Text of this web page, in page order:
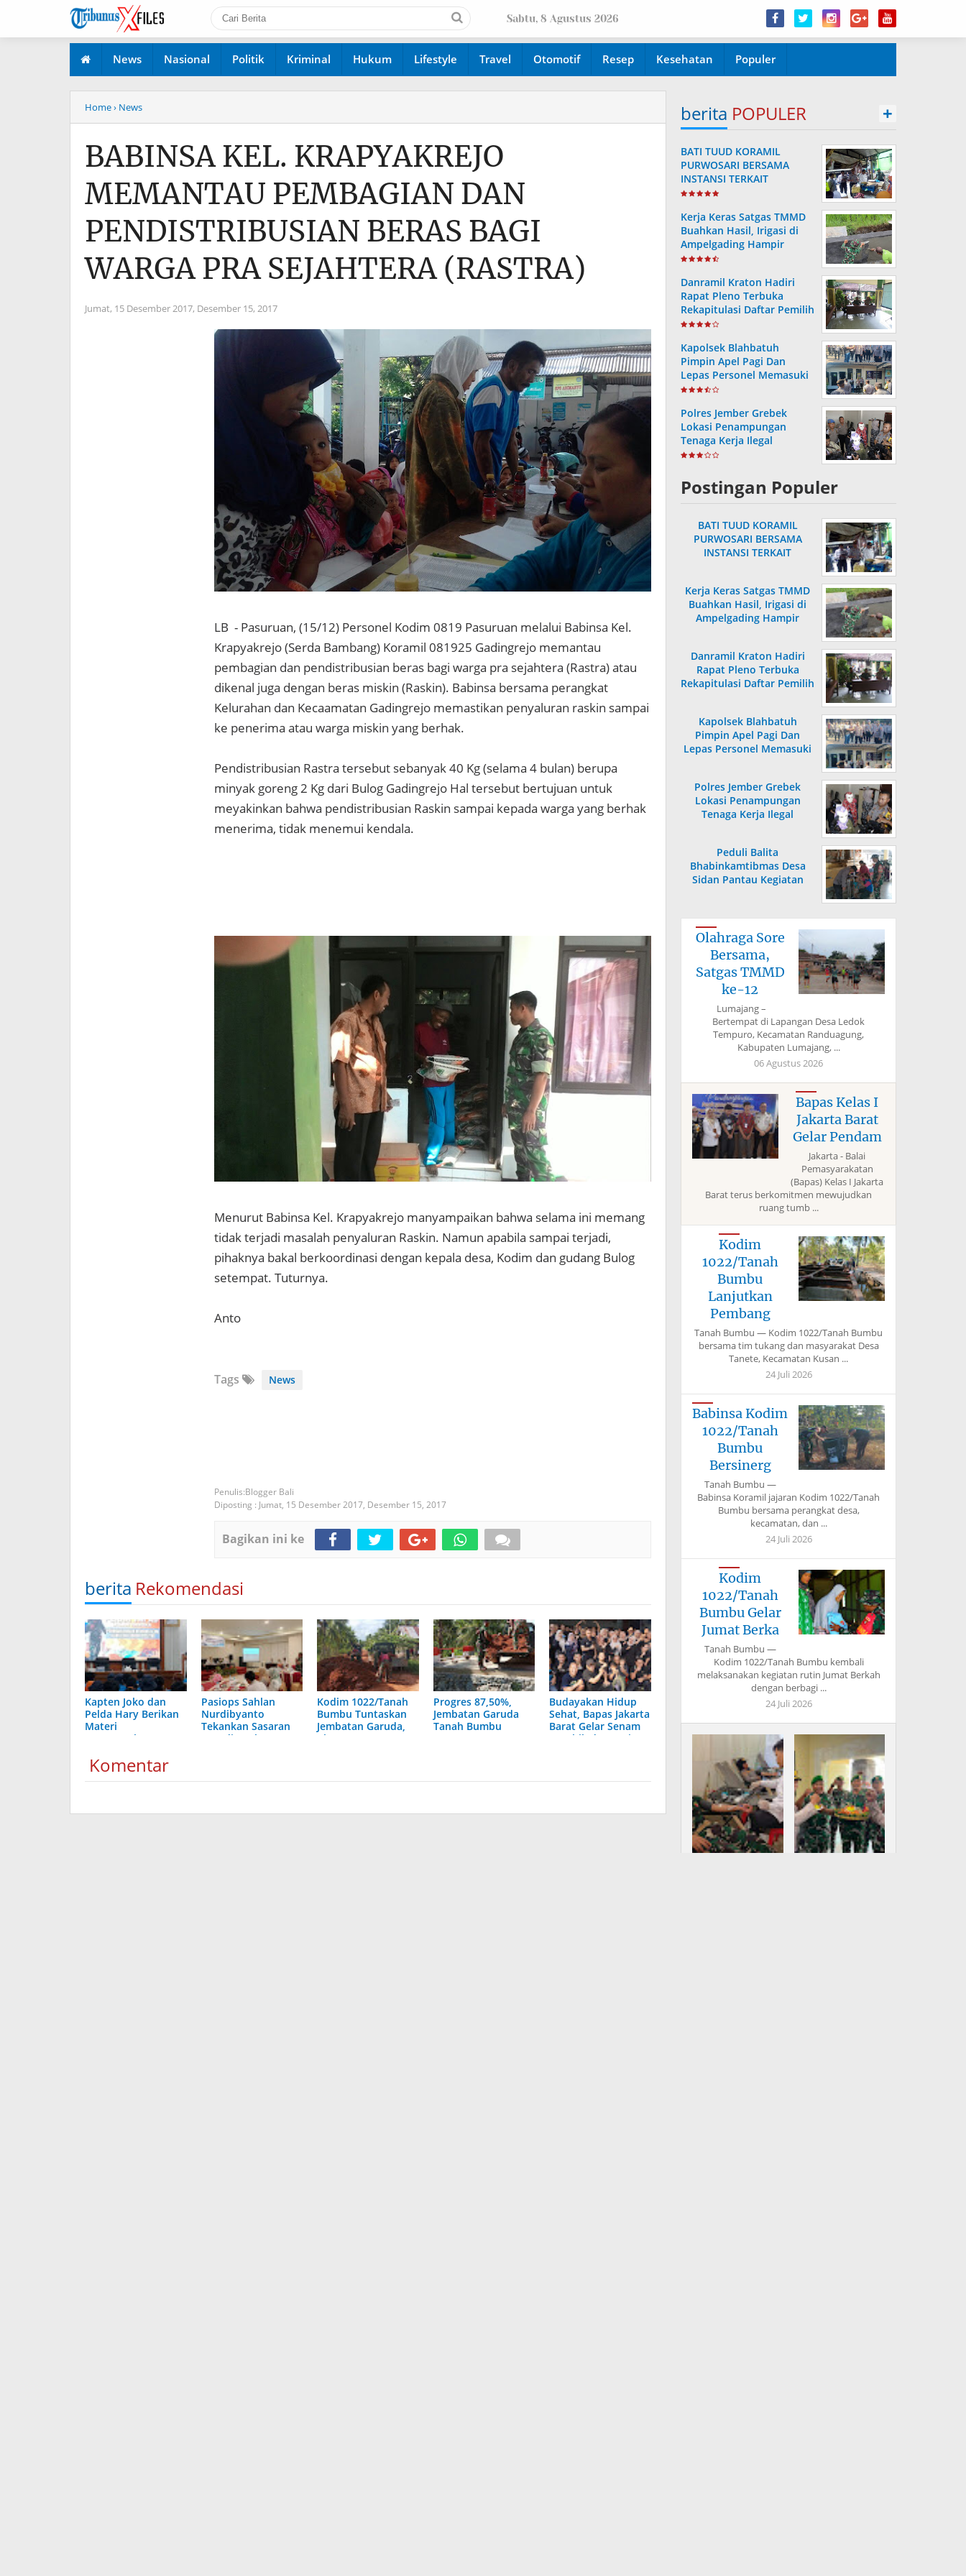
Sabtu, 8 Agustus 2026
News Nasional Politik Kriminal Hukum Lifestyle Travel Otomotif Resep Kesehatan Populer
Home› News
BABINSA KEL. KRAPYAKREJO
MEMANTAU PEMBAGIAN DAN
PENDISTRIBUSIAN BERAS BAGI
WARGA PRA SEJAHTERA (RASTRA)
Jumat, 15 Desember 2017, Desember 15, 2017
LB - Pasuruan, (15/12) Personel Kodim 0819 Pasuruan melalui Babinsa Kel.
Krapyakrejo (Serda Bambang) Koramil 081925 Gadingrejo memantau
pembagian dan pendistribusian beras bagi warga pra sejahtera (Rastra) atau
dikenal juga dengan beras miskin (Raskin). Babinsa bersama perangkat
Kelurahan dan Kecaamatan Gadingrejo memastikan penyaluran raskin sampai
ke penerima atau warga miskin yang berhak.
Pendistribusian Rastra tersebut sebanyak 40 Kg (selama 4 bulan) berupa
minyak goreng 2 Kg dari Bulog Gadingrejo Hal tersebut bertujuan untuk
meyakinkan bahwa pendistribusian Raskin sampai kepada warga yang berhak
menerima, tidak menemui kendala.
Menurut Babinsa Kel. Krapyakrejo manyampaikan bahwa selama ini memang
tidak terjadi masalah penyaluran Raskin. Namun apabila sampai terjadi,
pihaknya bakal berkoordinasi dengan kepala desa, Kodim dan gudang Bulog
setempat. Tuturnya.
Anto
Tags News
Blogger Bali
Diposting : Jumat, 15 Desember 2017, Desember 15, 2017
Bagikan ini ke
berita Rekomendasi
Kapten Joko dan
Pelda Hary Berikan
Materi
Penanggulangan
Pasiops Sahlan
Nurdibyanto
Tekankan Sasaran
PKG di Puskesmas
Kodim 1022/Tanah
Bumbu Tuntaskan
Jembatan Garuda,
Akses Warga Segera
Progres 87,50%,
Jembatan Garuda
Tanah Bumbu
Budayakan Hidup
Sehat, Bapas Jakarta
Barat Gelar Senam
Aerobik dan Kerja
Komentar
berita POPULER +
BATI TUUD KORAMIL
PURWOSARI BERSAMA
INSTANSI TERKAIT
LAKSANAKAN
SEMBAKO
Kerja Keras Satgas TMMD
Buahkan Hasil, Irigasi di
Ampelgading Hampir
Rampung
Danramil Kraton Hadiri
Rapat Pleno Terbuka
Rekapitulasi Daftar Pemilih
Hasil Pemutakhiran
Kapolsek Blahbatuh
Pimpin Apel Pagi Dan
Lepas Personel Memasuki
Masa Purnabakti
Polres Jember Grebek
Lokasi Penampungan
Tenaga Kerja Ilegal
Postingan Populer
BATI TUUD KORAMIL
PURWOSARI BERSAMA
INSTANSI TERKAIT
SEMBAKO
Kerja Keras Satgas TMMD
Buahkan Hasil, Irigasi di
Ampelgading Hampir
Danramil Kraton Hadiri
Rapat Pleno Terbuka
Rekapitulasi Daftar Pemilih
Kapolsek Blahbatuh
Pimpin Apel Pagi Dan
Lepas Personel Memasuki
Polres Jember Grebek
Lokasi Penampungan
Tenaga Kerja Ilegal
Peduli Balita
Bhabinkamtibmas Desa
Sidan Pantau Kegiatan
Olahraga Sore
Bersama,
Satgas TMMD
ke-12
Lumajang –
Bertempat di Lapangan Desa Ledok
Tempuro, Kecamatan Randuagung,
Kabupaten Lumajang, ...
06 Agustus 2026
Bapas Kelas I
Jakarta Barat
Gelar Pendam
Jakarta - Balai
Pemasyarakatan
(Bapas) Kelas I Jakarta
Barat terus berkomitmen mewujudkan
ruang tumb ...
Kodim
1022/Tanah
Bumbu
Lanjutkan
Pembang
Tanah Bumbu — Kodim 1022/Tanah Bumbu
bersama tim tukang dan masyarakat Desa
Tanete, Kecamatan Kusan ...
24 Juli 2026
Babinsa Kodim
1022/Tanah
Bumbu
Bersinerg
Tanah Bumbu —
Babinsa Koramil jajaran Kodim 1022/Tanah
Bumbu bersama perangkat desa,
kecamatan, dan ...
24 Juli 2026
Kodim
1022/Tanah
Bumbu Gelar
Jumat Berka
Tanah Bumbu —
Kodim 1022/Tanah Bumbu kembali
melaksanakan kegiatan rutin Jumat Berkah
dengan berbagi ...
24 Juli 2026